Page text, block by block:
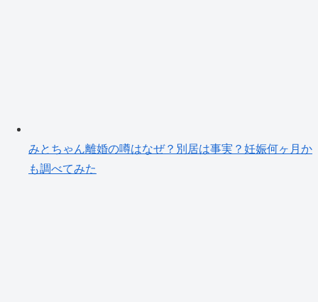
みとちゃん離婚の噂はなぜ？別居は事実？妊娠何ヶ月か
も調べてみた